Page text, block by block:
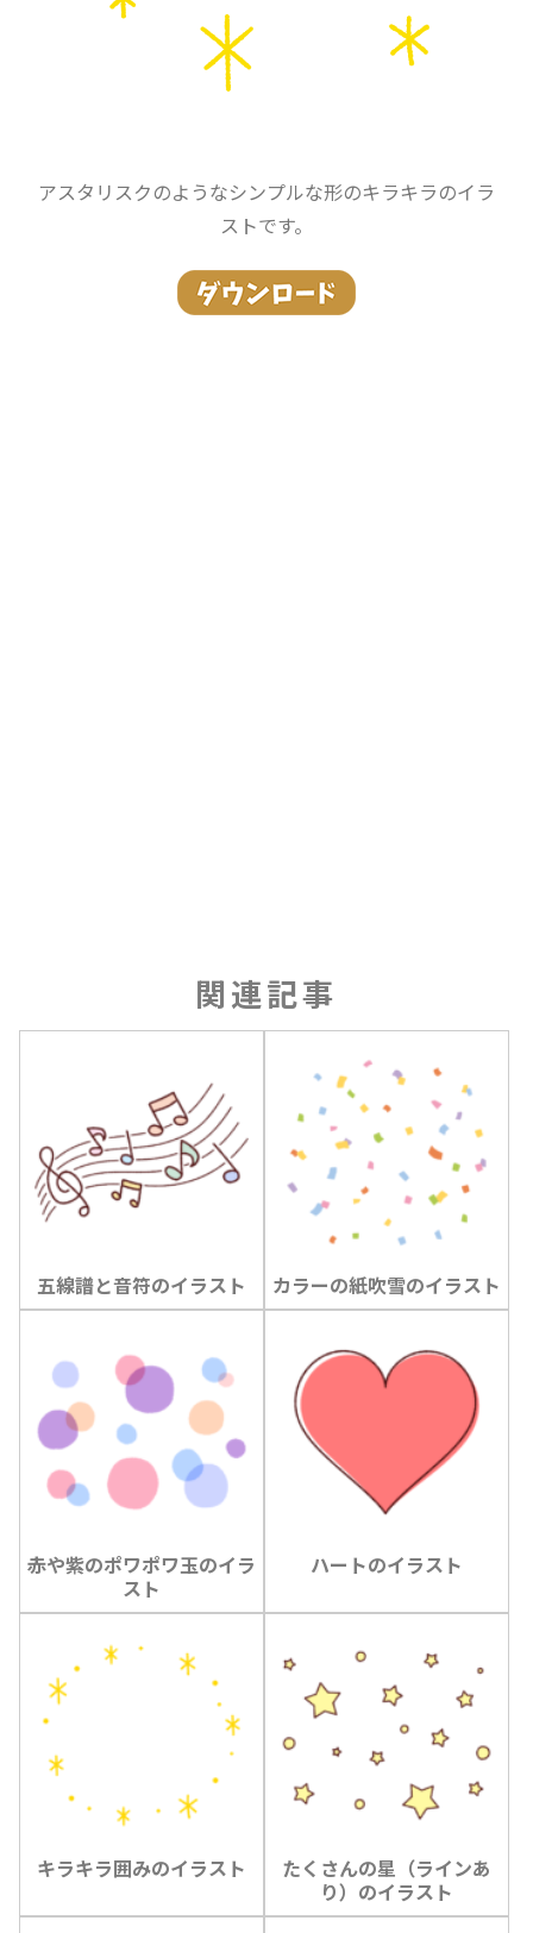
アスタリスクのようなシンプルな形のキラキラのイラ
ストです。
関連記事
五線譜と音符のイラスト カラーの紙吹雪のイラスト
赤や紫のポワポワ玉のイラ
スト
ハートのイラスト
キラキラ囲みのイラスト
たくさんの星（ラインあ
り）のイラスト